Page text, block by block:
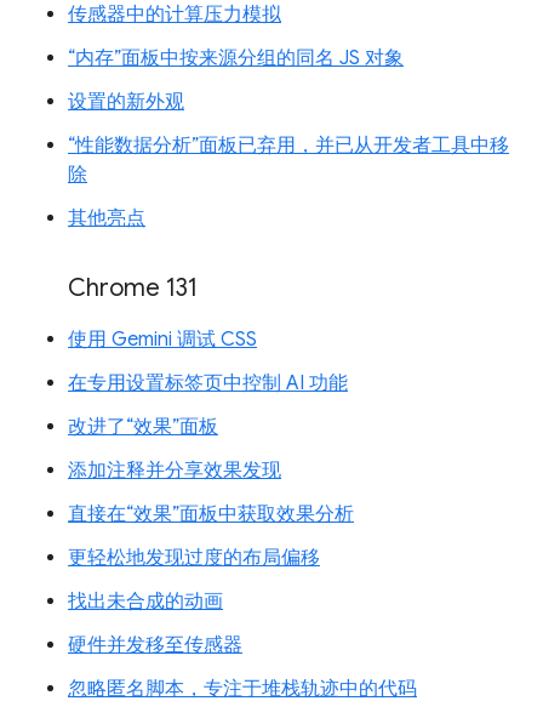
传感器中的计算压力模拟
“内存”面板中按来源分组的同名 JS 对象
设置的新外观
“性能数据分析”面板已弃用，并已从开发者工具中移
除
其他亮点
Chrome 131
使用 Gemini 调试 CSS
在专用设置标签页中控制 AI 功能
改进了“效果”面板
添加注释并分享效果发现
直接在“效果”面板中获取效果分析
更轻松地发现过度的布局偏移
找出未合成的动画
硬件并发移至传感器
忽略匿名脚本，专注于堆栈轨迹中的代码